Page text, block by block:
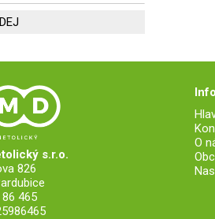
s.r.o.
826
86 465
O